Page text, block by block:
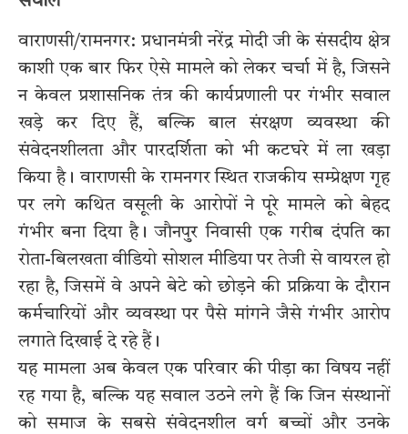
वाराणसी/रामनगर: प्रधानमंत्री नरेंद्र मोदी जी के संसदीय क्षेत्र
काशी एक बार फिर ऐसे मामले को लेकर चर्चा में है, जिसने
न केवल प्रशासनिक तंत्र की कार्यप्रणाली पर गंभीर सवाल
खड़े कर दिए हैं, बल्कि बाल संरक्षण व्यवस्था की
संवेदनशीलता और पारदर्शिता को भी कटघरे में ला खड़ा
किया है। वाराणसी के रामनगर स्थित राजकीय सम्प्रेक्षण गृह
पर लगे कथित वसूली के आरोपों ने पूरे मामले को बेहद
गंभीर बना दिया है। जौनपुर निवासी एक गरीब दंपति का
रोता-बिलखता वीडियो सोशल मीडिया पर तेजी से वायरल हो
रहा है, जिसमें वे अपने बेटे को छोड़ने की प्रक्रिया के दौरान
कर्मचारियों और व्यवस्था पर पैसे मांगने जैसे गंभीर आरोप
लगाते दिखाई दे रहे हैं।
यह मामला अब केवल एक परिवार की पीड़ा का विषय नहीं
रह गया है, बल्कि यह सवाल उठने लगे हैं कि जिन संस्थानों
को समाज के सबसे संवेदनशील वर्ग बच्चों और उनके